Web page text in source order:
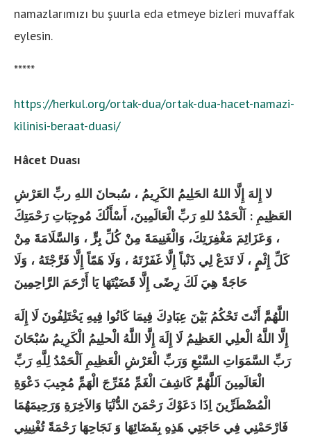
namazlarımızı bu şuurla eda etmeye bizleri muvaffak
eylesin.
*****
https://herkul.org/ortak-dua/ortak-dua-hacet-namazi-
kilinisi-beraat-duasi/
Hâcet Duası
لا إِلهَ إِلَّا اللهُ الحَلِيمُ الكَرِيمُ ، سُبحانَ اللهِ ربِّ العَرْشِ
العَظِيمِ : اَلْحَمْدُ للهِ رَبِّ الْعَالَمِينَ، أَسْأَلُكَ مُوجِبَاتِ رَحْمَتِكَ
، وَعَزَائِمَ مَغْفِرَتِكَ، وَالْغَنِيمَةَ مِنْ كُلِّ بِرٍّ ، وَالسَّلَامَةَ مِنْ
كَلِّ إِثْمٍ ، لَا تَدَعْ لِي ذَنْباً إِلَّا غَفَرْتَهُ ، وَلَا هَمّاً إِلَّا فَرَّجْتَهُ ، وَلَا
حَاجَةً هِيَ لَكَ رِضًى إِلَّا قَضَيْتَهَا يَا أَرْحَمَ الرَّاحِمِينَ
اللَّهُمَّ أَنْتَ تَحْكُمُ بَيْنَ عِبَادِكَ فِيمَا كَانُوا فِيهِ يَخْتَلِفُونَ لَا إِلَهَ
إِلَّا اللَّهُ الْعلِي العَظِيمُ لَا إِلَهَ إِلَّا اللَّهُ الْحلِيمُ الْكَرِيمُ سُبْحَانَ
رَبِّ السَّمَوَاتِ السَّبْعِ وَرَبِّ الْعَرْشِ الْعَظِيمِ اَلْحَمْدُ لِلَّهِ رَبِّ
الْعَالَمِينَ اَللَّهُمَّ كَاشِفَ الْغَمِّ مُفَرِّجَ الْهَمِّ مُجِيبَ دَعْوَةِ
الْمُضْطَرِّينَ اِذَا دَعَوْكَ رَحْمَنَ الدُّنْيَا وَالاَخِرَةِ وَرَحِيمَهُمَا
فَارْحَمْنِي فِي حَاجَتِي هَذِهِ بِقَضَائِهَا وَ نَجَاحِهَا رَحْمَةً تُغْنِينِي